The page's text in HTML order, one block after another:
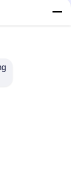
het het
Zilver